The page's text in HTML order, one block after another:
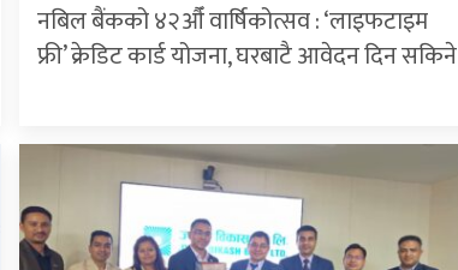
नबिल बैंकको ४२औँ वार्षिकोत्सव : ‘लाइफटाइम
फ्री’ क्रेडिट कार्ड योजना, घरबाटै आवेदन दिन सकिने